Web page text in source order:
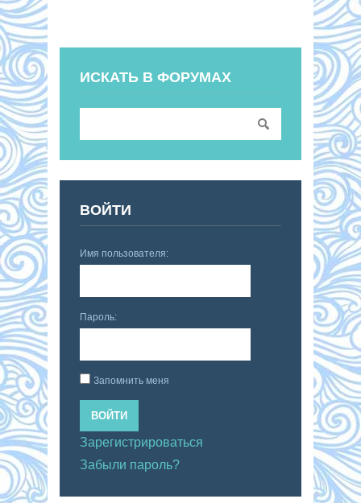
ИСКАТЬ В ФОРУМАХ
ВОЙТИ
Имя пользователя:
Пароль:
Запомнить меня
ВОЙТИ
Зарегистрироваться
Забыли пароль?